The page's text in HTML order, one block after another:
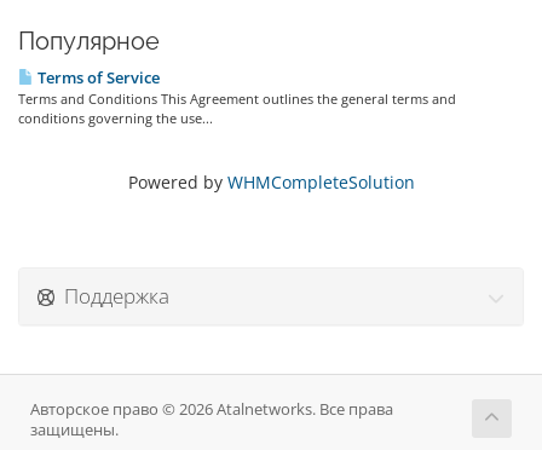
Популярное
Terms of Service
Terms and Conditions This Agreement outlines the general terms and
conditions governing the use...
Powered by WHMCompleteSolution
Поддержка
Авторское право © 2026 Atalnetworks. Все права
защищены.